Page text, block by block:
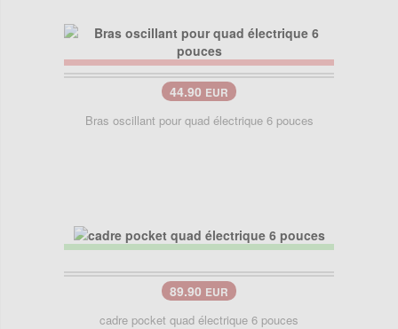
44.90 EUR
Bras oscillant pour quad électrique 6 pouces
89.90 EUR
cadre pocket quad électrique 6 pouces